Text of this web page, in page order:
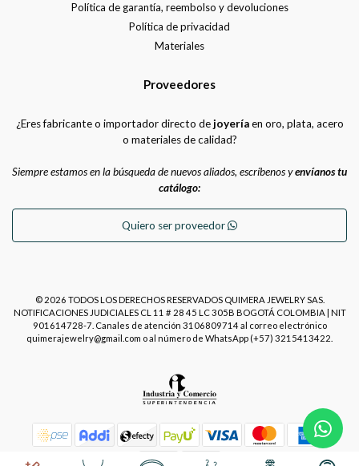
Política de garantía, reembolso y devoluciones
Política de privacidad
Materiales
Proveedores
¿Eres fabricante o importador directo dejoyeríaen oro, plata, acero
o materiales de calidad?
Siempre estamos en la búsqueda de nuevos aliados, escríbenos yenvíanos tu
catálogo:
Quiero ser proveedor
© 2026 TODOS LOS DERECHOS RESERVADOS QUIMERA JEWELRY SAS.
NOTIFICACIONES JUDICIALES CL 11 # 28 45 LC 305B BOGOTÁ COLOMBIA | NIT
901614728-7. Canales de atención 3106809714 al correo electrónico
quimerajewelry@gmail.com o al número de WhatsApp (+57) 3215413422.